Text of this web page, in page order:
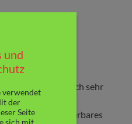
Tage lang“ fand ich sehr
traurig.
ein ganz wunderbares
und
verwendet
der
Seite
sich mit